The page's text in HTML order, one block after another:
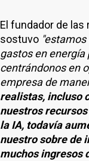
El fundador de
sostuvo
gastos en energía
centrándonos en
empresa de
realistas, incluso
nuestros
la IA, todavía
nuestro sobre de
muchos ingresos